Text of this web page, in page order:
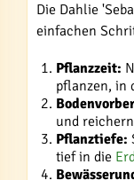
Die Dahlie
einfachen
Pflanzzeit:
pflanzen, in
und
Pflanztiefe:
tief in die